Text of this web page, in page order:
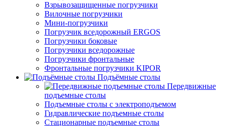
Взрывозащищенные погрузчики
Вилочные погрузчики
Мини-погрузчики
Погрузчик вседорожный ERGOS
Погрузчики боковые
Погрузчики вседорожные
Погрузчики фронтальные
Фронтальные погрузчики KIPOR
Подъёмные столы
Передвижные
подъемные столы
Подъемные столы с электроподъемом
Гидравлические подъемные столы
Стационарные подъемные столы